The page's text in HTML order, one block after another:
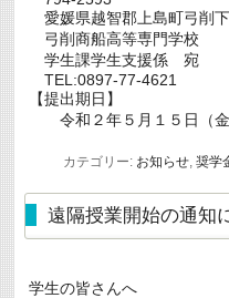
愛媛県越智郡上島町弓削
弓削商船高等専門学校
学生課学生支援係 宛
TEL:0897-77-4621
【提出期日】
令和２年５月１５日（金
カテゴリー: お知らせ ,奨学
遠隔授業開始の通知
学生の皆さんへ